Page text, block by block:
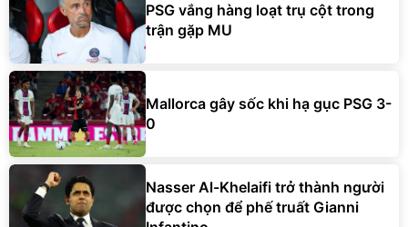
PSG vắng hàng loạt trụ cột trong
trận gặp MU
Mallorca gây sốc khi hạ gục PSG 3-
0
Nasser Al-Khelaifi trở thành người
được chọn để phế truất Gianni